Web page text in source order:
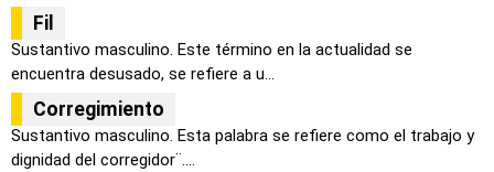
Fil
Sustantivo masculino. Este término en la actualidad se
encuentra desusado, se refiere a u...
Corregimiento
Sustantivo masculino. Esta palabra se refiere como el trabajo y
dignidad del corregidor¨....